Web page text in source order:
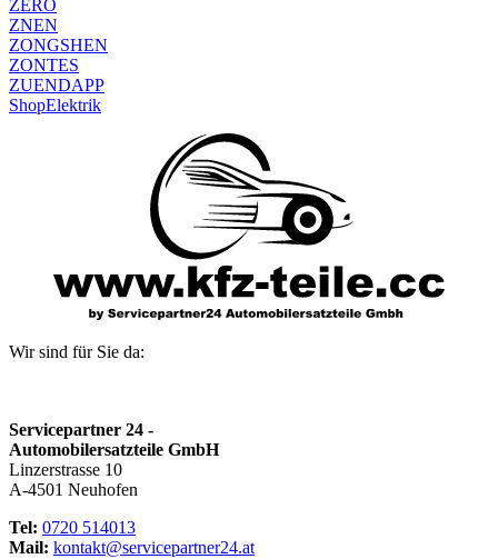
ZERO
ZNEN
ZONGSHEN
ZONTES
ZUENDAPP
ShopElektrik
Wir sind für Sie da:
Servicepartner 24 -
Automobilersatzteile GmbH
Linzerstrasse 10
A-4501 Neuhofen
Tel: 0720 514013
Mail: kontakt@servicepartner24.at